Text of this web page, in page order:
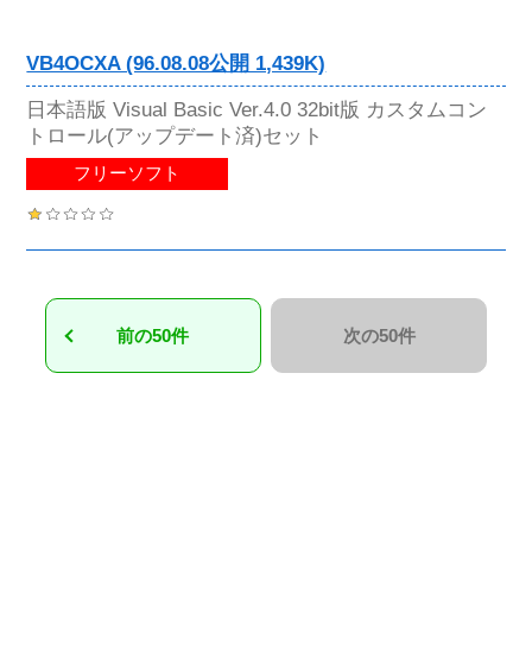
VB4OCXA (96.08.08公開 1,439K)
日本語版 Visual Basic Ver.4.0 32bit版 カスタムコン
トロール(アップデート済)セット
フリーソフト
前の50件 次の50件